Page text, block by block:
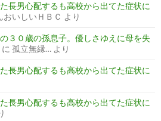
長男心配するも高校から出てた症状に
おいしいＨＢＣ より
３０歳の孫息子。優しさゆえに母を失
に 孤立無縁… より
長男心配するも高校から出てた症状に
長男心配するも高校から出てた症状に